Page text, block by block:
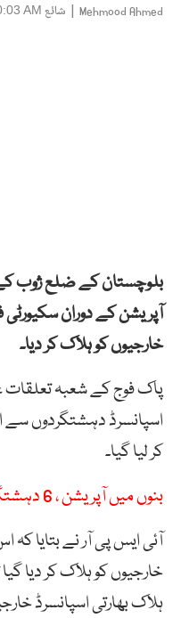
Mehmood Ahmed
| شائع AM
بلوچستان کے ضلع ژوب
خارجیوں کو ہلاک کر دیا۔
پاک فوج کے شعبہ تعلقات
اسپانسرڈ دہشتگردوں سے
کر لیا گیا۔
بنوں میں آپریشن ، 6 دہشتگرد ہلاک ، متعدد ٹھکانے تباہ
ہلاک بھارتی اسپانسرڈ خارجیوں